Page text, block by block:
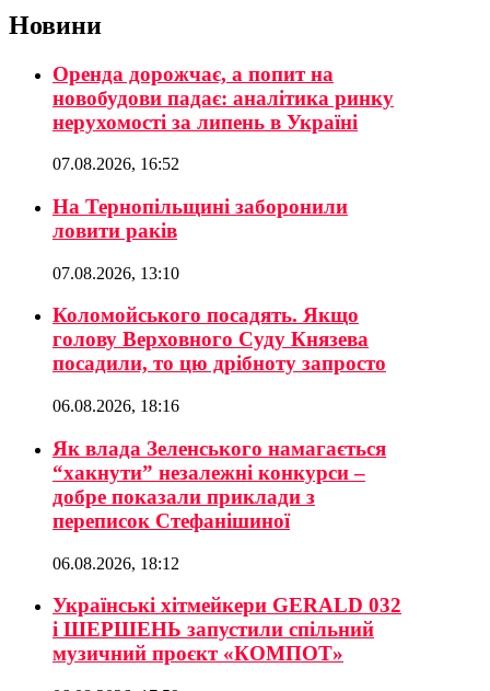
Новини
Оренда дорожчає, а попит на
новобудови падає: аналітика ринку
нерухомості за липень в Україні
07.08.2026, 16:52
На Тернопільщині заборонили
ловити раків
07.08.2026, 13:10
Коломойського посадять. Якщо
голову Верховного Суду Князева
посадили, то цю дрібноту запросто
06.08.2026, 18:16
Як влада Зеленського намагається
“хакнути” незалежні конкурси –
добре показали приклади з
переписок Стефанішиної
06.08.2026, 18:12
Українські хітмейкери GERALD 032
і ШЕРШЕНЬ запустили спільний
музичний проєкт «КОМПОТ»